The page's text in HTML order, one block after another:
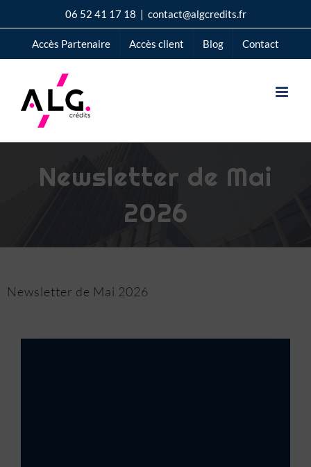
au
06 52 41 17 18 | contact@algcredits.fr
Accès Partenaire Accès client Blog Contact
Newsletter de Mai
2026
Newsletter de Mai 2026